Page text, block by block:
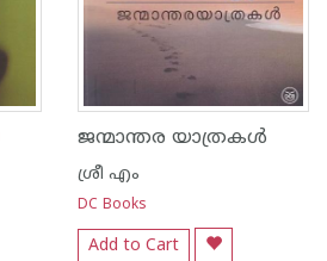
ജന്മാന്തര യാത്രകള്‍
ശ്രീ എം
DC Books
Add to Cart